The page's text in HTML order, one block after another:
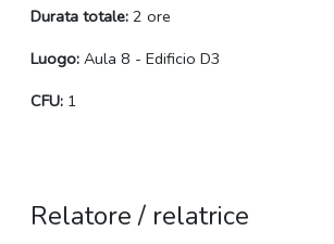
Durata totale: 2 ore
Luogo: Aula 8 - Edificio D3
CFU: 1
Relatore / relatrice